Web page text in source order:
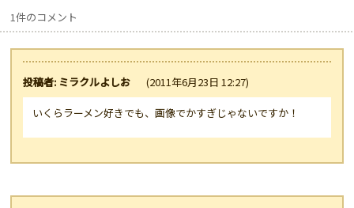
1件のコメント
投稿者: ミラクルよしお (2011年6月23日 12:27)
いくらラーメン好きでも、画像でかすぎじゃないですか！